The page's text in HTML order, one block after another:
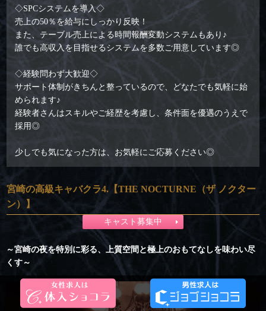
◇SPCシステムを導入◇
売上の50％を給与にしっかり反映！
また、テーブル売上による時間報酬変動システムもあり♪
誰でも高収入を目指せるシステムを多数ご用意しています◎
◇経験問わず大歓迎◇
サポート体制がきちんと整っているので、どなたでも気軽に始
められます♪
経験者さんはスキルやご経歴を考慮し、条件面を優遇のうえで
採用◎
少しでも気になった方は、お気軽にご応募ください◎
宮崎の高級キャバクラ4.【THE NOCTURNE（ザ ノクター
ン）】
キャスト募集中
～宮崎の夜を特別に彩る、上質空間と極上のおもてなしを味わい尽
くす～